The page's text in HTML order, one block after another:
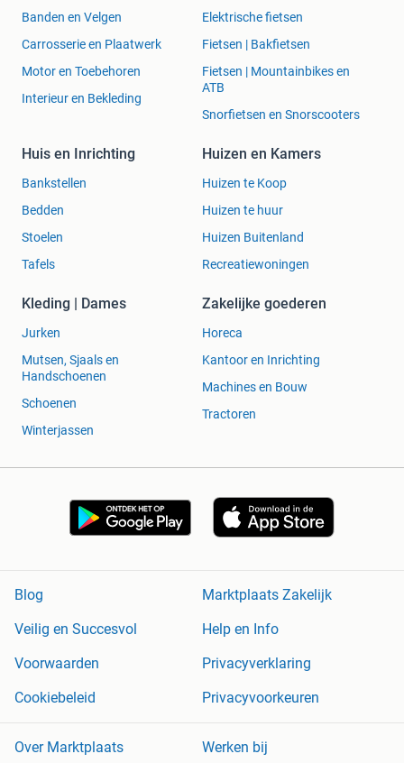
Banden en Velgen
Carrosserie en Plaatwerk
Motor en Toebehoren
Interieur en Bekleding
Elektrische fietsen
Fietsen | Bakfietsen
Fietsen | Mountainbikes en
ATB
Snorfietsen en Snorscooters
Huis en Inrichting
Bankstellen
Bedden
Stoelen
Tafels
Huizen en Kamers
Huizen te Koop
Huizen te huur
Huizen Buitenland
Recreatiewoningen
Kleding | Dames
Jurken
Mutsen, Sjaals en
Handschoenen
Schoenen
Winterjassen
Zakelijke goederen
Horeca
Kantoor en Inrichting
Machines en Bouw
Tractoren
Blog
Marktplaats Zakelijk
Veilig en Succesvol
Help en Info
Voorwaarden
Privacyverklaring
Cookiebeleid
Privacyvoorkeuren
Over Marktplaats Werken bij